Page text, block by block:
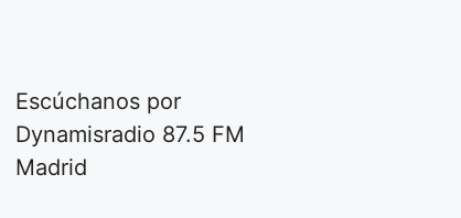
Escúchanos por
Dynamisradio 87.5 FM
Madrid